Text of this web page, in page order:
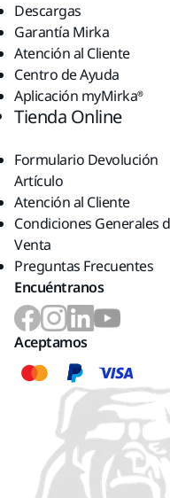
Descargas
Garantía Mirka
Atención al Cliente
Centro de Ayuda
Aplicación myMirka®
Tienda Online
Formulario Devolución
Artículo
Atención al Cliente
Condiciones Generales
Venta
Preguntas Frecuentes
Encuéntranos
Aceptamos